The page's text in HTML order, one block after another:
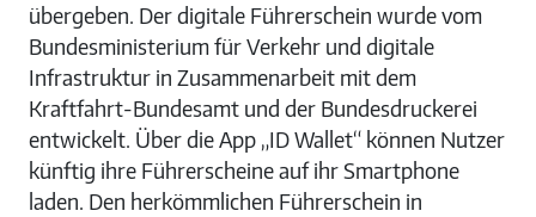
übergeben. Der digitale Führerschein wurde vom
Bundesministerium für Verkehr und digitale
Infrastruktur in Zusammenarbeit mit dem
Kraftfahrt-Bundesamt und der Bundesdruckerei
entwickelt. Über die App „ID Wallet“ können Nutzer
künftig ihre Führerscheine auf ihr Smartphone
laden. Den herkömmlichen Führerschein in